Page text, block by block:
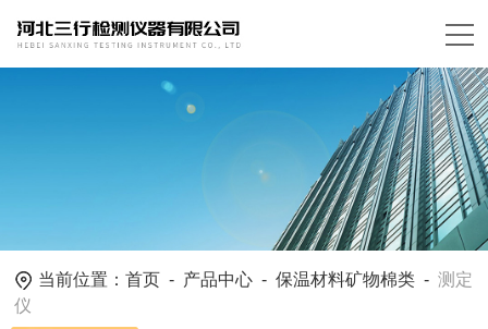
当前位置：首页 - 产品中心 -保温材料矿物棉类 -测定
仪